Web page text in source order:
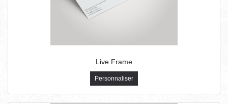
Live Frame
Personnaliser